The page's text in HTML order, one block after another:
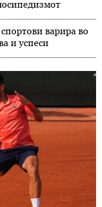
варира во
и успеси